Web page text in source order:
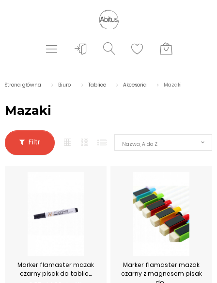
Strona główna Biuro Tablice Akcesoria Mazaki
Mazaki
Filtr Nazwa, A do Z
Marker flamaster mazak
czarny pisak do tablic...
Marker flamaster mazak
czarny z magnesem pisak